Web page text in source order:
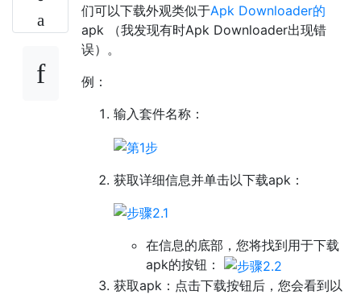
们可以下载外观类似于Apk Downloader的
apk （我发现有时Apk Downloader出现错
误）。
例：
输入套件名称：
获取详细信息并单击以下载apk：
在信息的底部，您将找到用于下载
apk的按钮：
获取apk：点击下载按钮后，您会看到以